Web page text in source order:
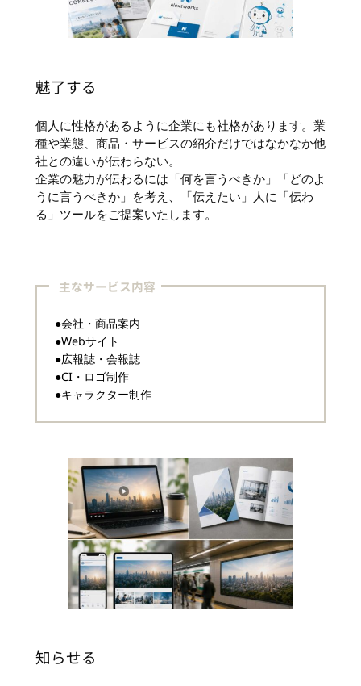
魅了する
個人に性格があるように企業にも社格があります。業
種や業態、商品・サービスの紹介だけではなかなか他
社との違いが伝わらない。
企業の魅力が伝わるには「何を言うべきか」「どのよ
うに言うべきか」を考え、「伝えたい」人に「伝わ
る」ツールをご提案いたします。
主なサービス内容
●会社・商品案内
●Webサイト
●広報誌・会報誌
●CI・ロゴ制作
●キャラクター制作
知らせる